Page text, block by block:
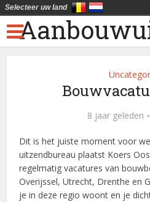
8 jaar geleden
Dit is het juiste moment voor
uitzendbureau plaatst Koers
regelmatig vacatures van
Overijssel, Utrecht, Drenthe en
je in deze regio woont en je
Selecteer uw land